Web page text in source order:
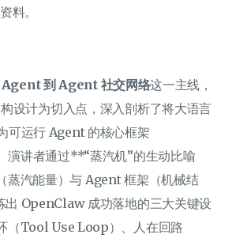
料。
到 Agent 社交网络这一主线，
设计为切入点，深入剖析了将大语言
可运行 Agent 的核心框架
演讲者通过**“蒸汽机”的生动比喻
蒸汽能量）与 Agent 框架（机械结
出 OpenClaw 成功落地的三大关键设
（Tool Use Loop）、人在回路